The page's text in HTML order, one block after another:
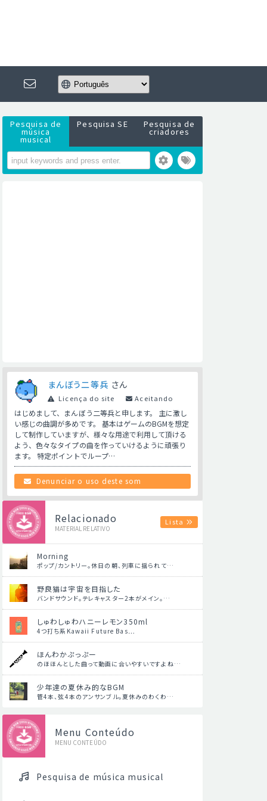
Pesquisa de
música
musical
Pesquisa SE Pesquisa de
criadores
まんぼう二等兵 さん
Licença do site Aceitando
はじめまして、まんぼう二等兵と申します。 主に激し
い感じの曲調が多めです。 基本はゲームのBGMを想定
して制作していますが、様々な用途で利用して頂ける
よう、色々なタイプの曲を作っていけるように頑張り
ます。 特定ポイントでループ…
Denunciar o uso deste som
Relacionado
MATERIAL RELATIVO
Lista
Morning
ポップ/カントリー。休日の朝、列車に揺られて…
野良猫は宇宙を目指した
バンドサウンド。テレキャスター2本がメイン。…
しゅわしゅわハニーレモン350ml
4つ打ち系Kawaii Future Bas…
ほんわかぷっぷー
のほほんとした曲って動画に合いやすいですよね…
少年達の夏休み的なBGM
管4本、弦4本のアンサンブル。夏休みのわくわ…
Menu Conteúdo
MENU CONTEÚDO
Pesquisa de música musical